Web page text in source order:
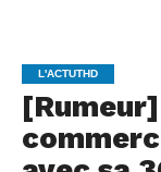
L'ACTUTHD